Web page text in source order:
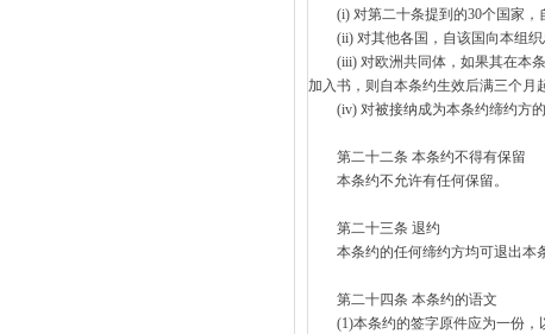
(i) 对第二十条提到的30个国家，
(ii) 对其他各国，自该国向本组织
(iii) 对欧洲共同体，如果其在本条
加入书，则自本条约生效后满三个月
(iv) 对被接纳成为本条约缔约方的
第二十二条 本条约不得有保留
本条约不允许有任何保留。
第二十三条 退约
本条约的任何缔约方均可退出本条
第二十四条 本条约的语文
(1)本条约的签字原件应为一份，以